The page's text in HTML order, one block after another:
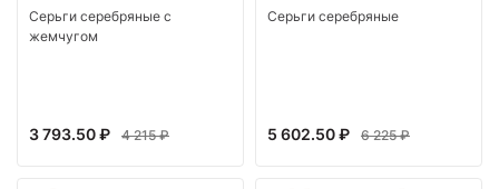
Серьги серебряные с
жемчугом
3 793.50 ₽ 4 215 ₽
Серьги серебряные
5 602.50 ₽ 6 225 ₽